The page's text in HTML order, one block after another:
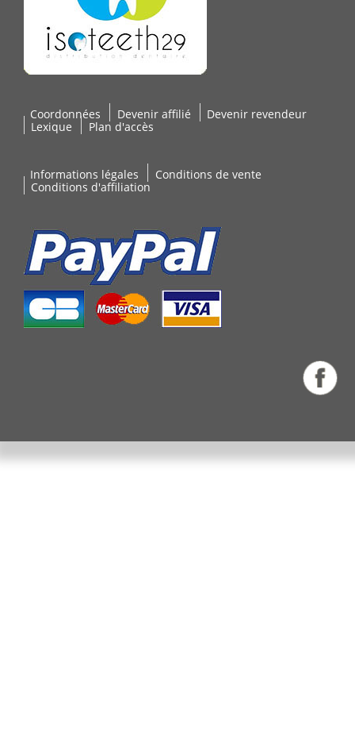
Coordonnées Devenir affilié
Devenir revendeur
Lexique
Plan d'accès
Informations légales
Conditions de vente
Conditions d'affiliation